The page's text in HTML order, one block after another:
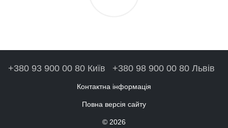
+380 93 900 00 80 Київ +380 98 900 00 80 Львів
Контактна інформація
Повна версія сайту
© 2026